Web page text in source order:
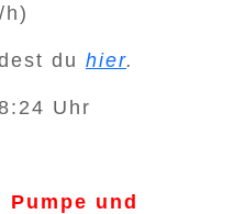
du hier.
Uhr
und